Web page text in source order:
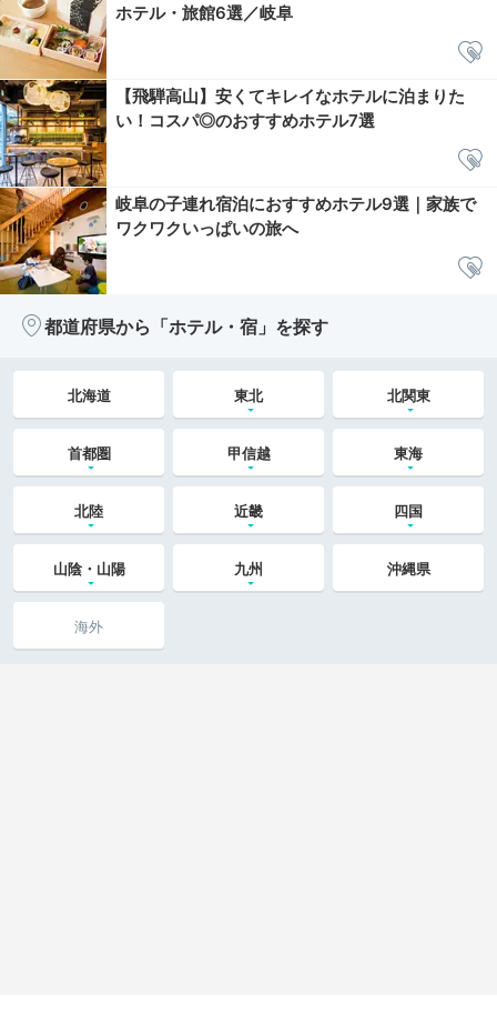
ホテル・旅館6選／岐阜
【飛騨高山】安くてキレイなホテルに泊まりた
い！コスパ◎のおすすめホテル7選
岐阜の子連れ宿泊におすすめホテル9選｜家族で
ワクワクいっぱいの旅へ
都道府県から「ホテル・宿」を探す
北海道 東北 北関東
首都圏 甲信越 東海
北陸 近畿 四国
山陰・山陽 九州 沖縄県
海外